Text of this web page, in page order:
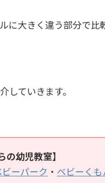
に大きく違う部分で比
していきます。
の幼児教室】
ーパーク ・ ベビーくも